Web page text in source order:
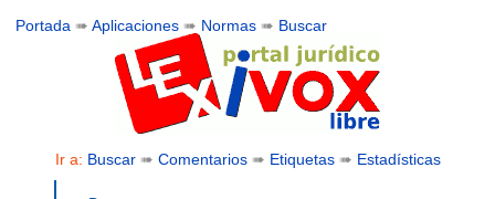
Portada ➠Aplicaciones ➠ Normas ➠ Buscar
Ir a: Buscar➠ Comentarios➠ Etiquetas➠ Estadísticas